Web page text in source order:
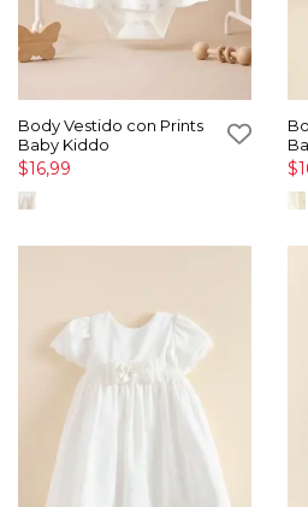
Body Vestido con Prints
Baby Kiddo
$16,99